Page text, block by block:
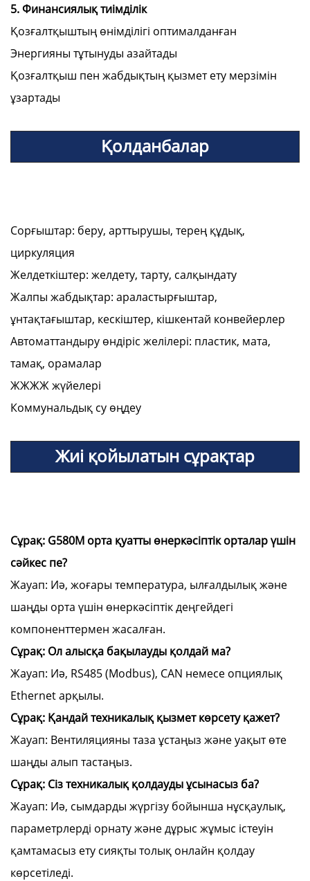
5. Финансиялық тиімділік
Қозғалтқыштың өнімділігі оптималданған
Энергияны тұтынуды азайтады
Қозғалтқыш пен жабдықтың қызмет ету мерзімін
ұзартады
Қолданбалар
Сорғыштар: беру, арттырушы, терең құдық,
циркуляция
Желдеткіштер: желдету, тарту, салқындату
Жалпы жабдықтар: араластырғыштар,
ұнтақтағыштар, кескіштер, кішкентай конвейерлер
Автоматтандыру өндіріс желілері: пластик, мата,
тамақ, орамалар
ЖЖЖЖ жүйелері
Коммунальдық су өңдеу
Жиі қойылатын сұрақтар
Сұрақ: G580M орта қуатты өнеркәсіптік орталар үшін
сәйкес пе?
Жауап: Иә, жоғары температура, ылғалдылық және
шаңды орта үшін өнеркәсіптік деңгейдегі
компоненттермен жасалған.
Сұрақ: Ол алысқа бақылауды қолдай ма?
Жауап: Иә, RS485 (Modbus), CAN немесе опциялық
Ethernet арқылы.
Сұрақ: Қандай техникалық қызмет көрсету қажет?
Жауап: Вентиляцияны таза ұстаңыз және уақыт өте
шаңды алып тастаңыз.
Сұрақ: Сіз техникалық қолдауды ұсынасыз ба?
Жауап: Иә, сымдарды жүргізу бойынша нұсқаулық,
параметрлерді орнату және дұрыс жұмыс істеуін
қамтамасыз ету сияқты толық онлайн қолдау
көрсетіледі.